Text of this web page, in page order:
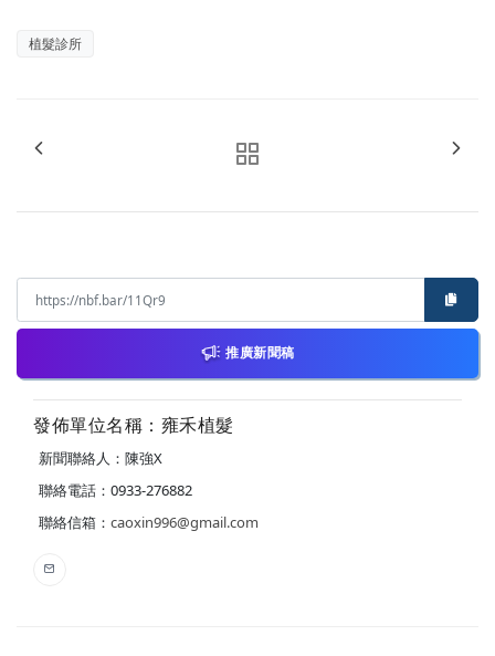
植髮診所
推廣新聞稿
發佈單位名稱：雍禾植髮
新聞聯絡人：陳強X
聯絡電話：0933-276882
聯絡信箱： caoxin996@gmail.com